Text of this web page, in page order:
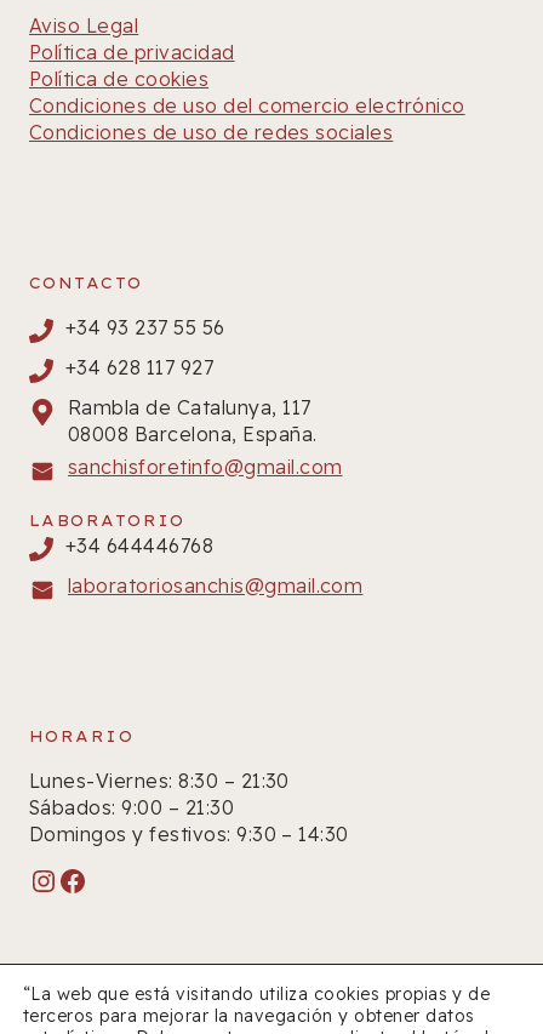
Aviso Legal
Política de privacidad
Política de cookies
Condiciones de uso del comercio electrónico
Condiciones de uso de redes sociales
CONTACTO
+34 93 237 55 56
+34 628 117 927
Rambla de Catalunya, 117
08008 Barcelona, España.
sanchisforetinfo@gmail.com
LABORATORIO
+34 644446768
laboratoriosanchis@gmail.com
HORARIO
Lunes-Viernes: 8:30 – 21:30
Sábados: 9:00 – 21:30
Domingos y festivos: 9:30 – 14:30
Instagram
Facebook
“La web que está visitando utiliza cookies propias y de
terceros para mejorar la navegación y obtener datos